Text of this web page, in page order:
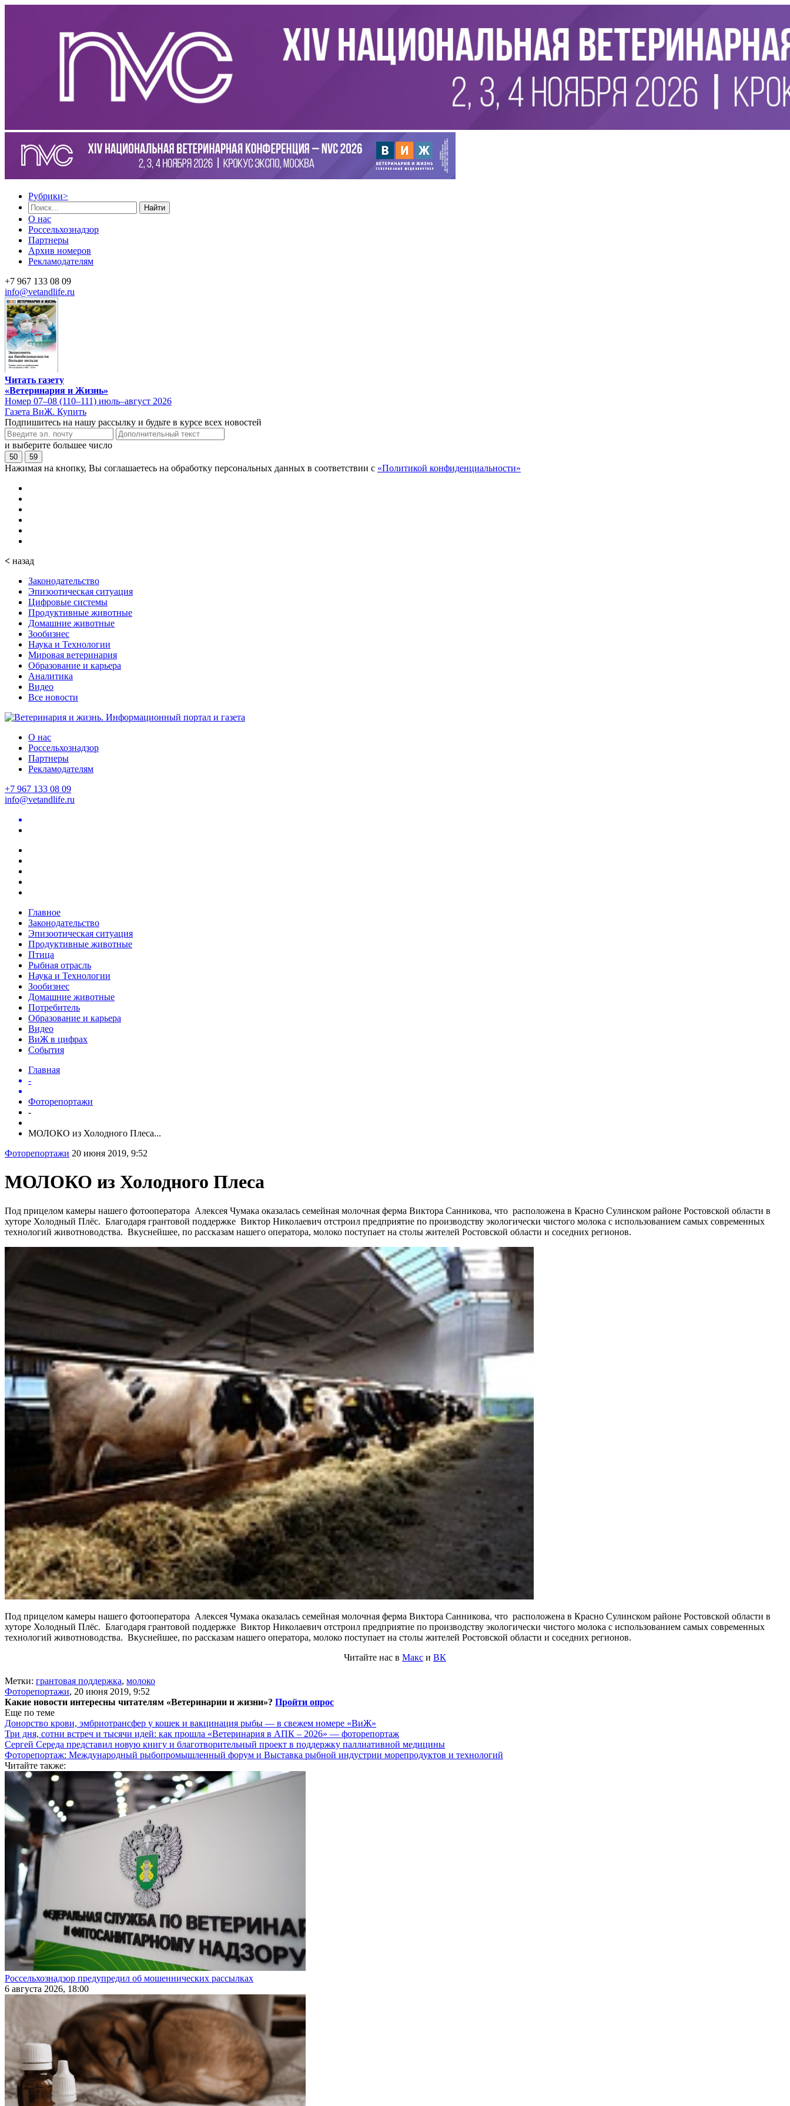
Рубрики>
Найти
О нас
Россельхознадзор
Партнеры
Архив номеров
Рекламодателям
+7 967 133 08 09
info@vetandlife.ru
Читать газету
«Ветеринария и Жизнь»
Номер 07–08 (110–111) июль–август 2026
Газета ВиЖ. Купить
Подпишитесь на нашу рассылку и будьте в курсе всех новостей
и выберите большее число
50 59
Нажимая на кнопку, Вы соглашаетесь на обработку персональных данных в соответствии с «Политикой конфиденциальности»
< назад
Законодательство
Эпизоотическая ситуация
Цифровые системы
Продуктивные животные
Домашние животные
Зообизнес
Наука и Технологии
Мировая ветеринария
Образование и карьера
Аналитика
Видео
Все новости
О нас
Россельхознадзор
Партнеры
Рекламодателям
+7 967 133 08 09
info@vetandlife.ru
Главное
Законодательство
Эпизоотическая ситуация
Продуктивные животные
Птица
Рыбная отрасль
Наука и Технологии
Зообизнес
Домашние животные
Потребитель
Образование и карьера
Видео
ВиЖ в цифрах
События
Главная
-
Фоторепортажи
-
МОЛОКО из Холодного Плеса...
Фоторепортажи 20 июня 2019, 9:52
МОЛОКО из Холодного Плеса
Под прицелом камеры нашего фотооператора Алексея Чумака оказалась семейная молочная ферма Виктора Санникова, что расположена в Красно Сулинском районе Ростовской области в
хуторе Холодный Плёс. Благодаря грантовой поддержке Виктор Николаевич отстроил предприятие по производству экологически чистого молока с использованием самых современных
технологий животноводства. Вкуснейшее, по рассказам нашего оператора, молоко поступает на столы жителей Ростовской области и соседних регионов.
Под прицелом камеры нашего фотооператора Алексея Чумака оказалась семейная молочная ферма Виктора Санникова, что расположена в Красно Сулинском районе Ростовской области в
хуторе Холодный Плёс. Благодаря грантовой поддержке Виктор Николаевич отстроил предприятие по производству экологически чистого молока с использованием самых современных
технологий животноводства. Вкуснейшее, по рассказам нашего оператора, молоко поступает на столы жителей Ростовской области и соседних регионов.
Читайте нас в Макс и ВК
Метки: грантовая поддержка, молоко
Фоторепортажи, 20 июня 2019, 9:52
Какие новости интересны читателям «Ветеринарии и жизни»? Пройти опрос
Еще по теме
Донорство крови, эмбриотрансфер у кошек и вакцинация рыбы — в свежем номере «ВиЖ»
Три дня, сотни встреч и тысячи идей: как прошла «Ветеринария в АПК – 2026» — фоторепортаж
Сергей Середа представил новую книгу и благотворительный проект в поддержку паллиативной медицины
Фоторепортаж: Международный рыбопромышленный форум и Выставка рыбной индустрии морепродуктов и технологий
Читайте также:
Россельхознадзор предупредил об мошеннических рассылках
6 августа 2026, 18:00